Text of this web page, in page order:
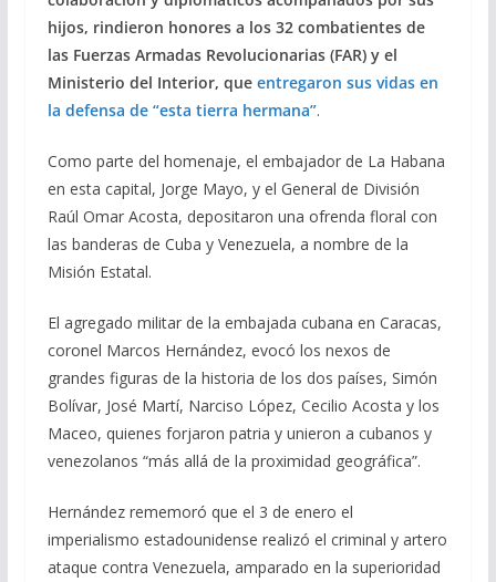
hijos, rindieron honores a los 32 combatientes de
las Fuerzas Armadas Revolucionarias (FAR) y el
Ministerio del Interior, que entregaron sus vidas en
la defensa de “esta tierra hermana”.
Como parte del homenaje, el embajador de La Habana
en esta capital, Jorge Mayo, y el General de División
Raúl Omar Acosta, depositaron una ofrenda floral con
las banderas de Cuba y Venezuela, a nombre de la
Misión Estatal.
El agregado militar de la embajada cubana en Caracas,
coronel Marcos Hernández, evocó los nexos de
grandes figuras de la historia de los dos países, Simón
Bolívar, José Martí, Narciso López, Cecilio Acosta y los
Maceo, quienes forjaron patria y unieron a cubanos y
venezolanos “más allá de la proximidad geográfica”.
Hernández rememoró que el 3 de enero el
imperialismo estadounidense realizó el criminal y artero
ataque contra Venezuela, amparado en la superioridad